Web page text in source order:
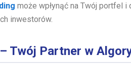
może wpłynąć na Twój portfel
inwestorów.
Twój Partner w